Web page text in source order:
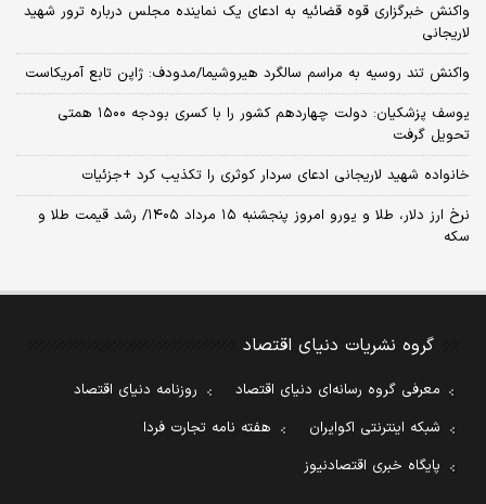
واکنش خبرگزاری قوه قضائیه به ادعای یک نماینده مجلس درباره ترور شهید
لاریجانی
واکنش تند روسیه به مراسم سالگرد هیروشیما/مدودف: ژاپن تابع آمریکاست
یوسف پزشکیان: دولت چهاردهم کشور را با کسری بودجه ۱۵۰۰ همتی
تحویل گرفت
خانواده شهید لاریجانی ادعای سردار کوثری را تکذیب کرد +جزئیات
نرخ ارز دلار، طلا و یورو امروز پنجشنبه ۱۵ مرداد ۱۴۰۵/ رشد قیمت طلا و
سکه
گروه نشریات دنیای اقتصاد
معرفی گروه رسانه‌ای دنیای اقتصاد
روزنامه دنیای اقتصاد
شبکه اینترنتی اکوایران
هفته نامه تجارت فردا
پایگاه خبری اقتصادنیوز